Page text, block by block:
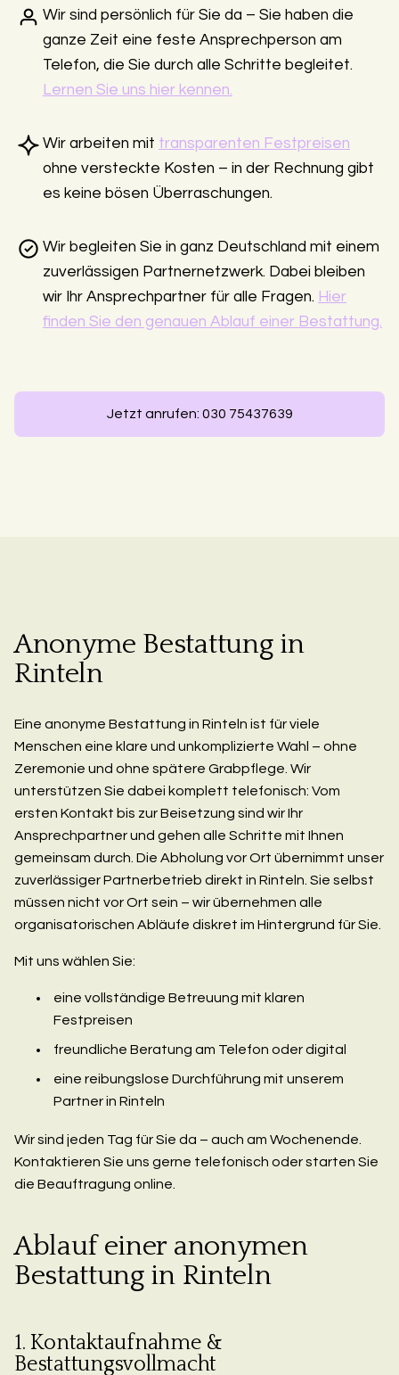
Wir sind persönlich für Sie da – Sie haben die
ganze Zeit eine feste Ansprechperson am
Telefon, die Sie durch alle Schritte begleitet.
Lernen Sie uns hier kennen.
Wir arbeiten mit transparenten Festpreisen
ohne versteckte Kosten – in der Rechnung gibt
es keine bösen Überraschungen.
Wir begleiten Sie in ganz Deutschland mit einem
zuverlässigen Partnernetzwerk. Dabei bleiben
wir Ihr Ansprechpartner für alle Fragen. Hier
finden Sie den genauen Ablauf einer Bestattung.
Jetzt anrufen: 030 75437639
Anonyme Bestattung in
Rinteln
Eine anonyme Bestattung in Rinteln ist für viele
Menschen eine klare und unkomplizierte Wahl – ohne
Zeremonie und ohne spätere Grabpflege. Wir
unterstützen Sie dabei komplett telefonisch: Vom
ersten Kontakt bis zur Beisetzung sind wir Ihr
Ansprechpartner und gehen alle Schritte mit Ihnen
gemeinsam durch. Die Abholung vor Ort übernimmt unser
zuverlässiger Partnerbetrieb direkt in Rinteln. Sie selbst
müssen nicht vor Ort sein – wir übernehmen alle
organisatorischen Abläufe diskret im Hintergrund für Sie.
Mit uns wählen Sie:
eine vollständige Betreuung mit klaren
Festpreisen
freundliche Beratung am Telefon oder digital
eine reibungslose Durchführung mit unserem
Partner in Rinteln
Wir sind jeden Tag für Sie da – auch am Wochenende.
Kontaktieren Sie uns gerne telefonisch oder starten Sie
die Beauftragung online.
Ablauf einer anonymen
Bestattung in Rinteln
1. Kontaktaufnahme &
Bestattungsvollmacht